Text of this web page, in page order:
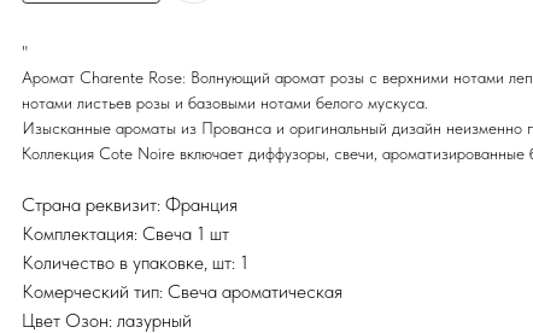
"
Аромат Charente Rose: Волнующий аромат розы с верхними нотами
нотами листьев розы и базовыми нотами белого мускуса.
Изысканные ароматы из Прованса и оригинальный дизайн неизменно
Коллекция Cote Noire включает диффузоры, свечи, ароматизированные
Страна реквизит: Франция
Комплектация: Свеча 1 шт
Количество в упаковке, шт: 1
Комерческий тип: Свеча ароматическая
Цвет Озон: лазурный